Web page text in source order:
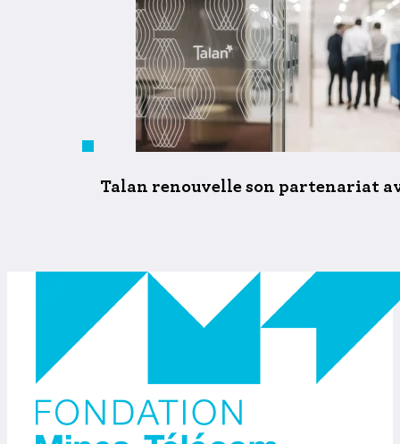
Talan renouvelle son partenariat